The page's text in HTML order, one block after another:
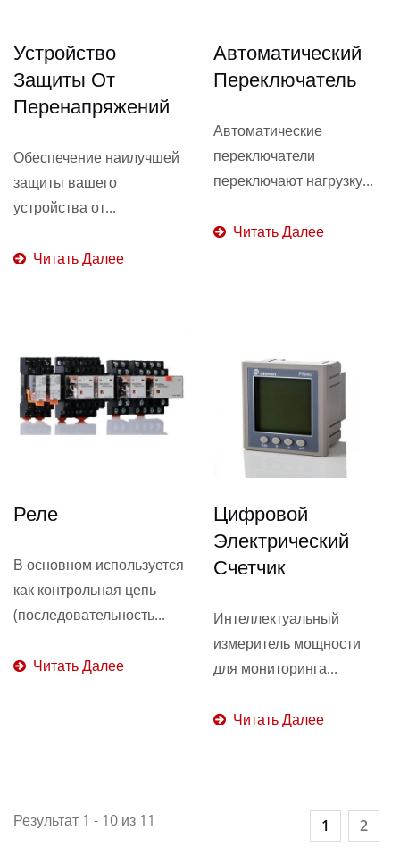
Устройство
Защиты От
Перенапряжений
Обеспечение наилучшей
защиты вашего
устройства от...
Читать Далее
Автоматический
Переключатель
Автоматические
переключатели
переключают нагрузку...
Читать Далее
Реле
В основном используется
как контрольная цепь
(последовательность...
Читать Далее
Цифровой
Электрический
Счетчик
Интеллектуальный
измеритель мощности
для мониторинга...
Читать Далее
Результат 1 - 10 из 11 1 2